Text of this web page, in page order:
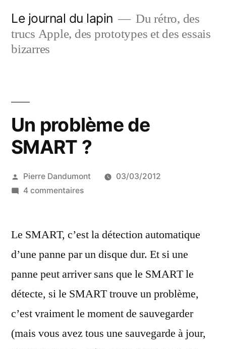
contenu
Le journal du lapin
Du rétro, des
trucs Apple, des prototypes et des essais
bizarres
Un problème de
SMART ?
Publié
par
Pierre Dandumont
03/03/2012
4 commentairessur
de
?
Le SMART, c’est la détection automatique
d’une panne par un disque dur. Et si une
panne peut arriver sans que le SMART le
détecte, si le SMART trouve un problème,
c’est vraiment le moment de sauvegarder
(mais vous avez tous une sauvegarde à jour,